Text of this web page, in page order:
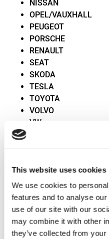
This website uses cookies
We use cookies to
features and to analyse
use of our site with our
may combine it with other
they’ve collected from
NISSAN
OPEL/VAUXHALL
PEUGEOT
PORSCHE
RENAULT
SEAT
SKODA
TESLA
TOYOTA
VOLVO
VW
Technika elektrycznych
używany – a elektryczna
zupełnie inna. Cylinder
wypełniony gazem, lecz
wrzecionem